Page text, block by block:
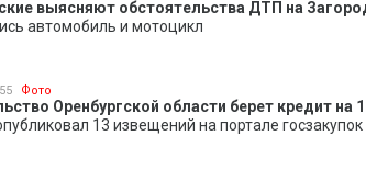
выясняют обстоятельства ДТП на
автомобиль и мотоцикл
Фото
Оренбургской области берет кредит на
13 извещений на портале госзакупок